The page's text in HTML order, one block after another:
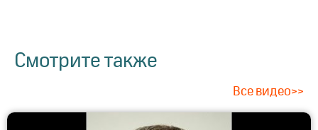
Смотрите также
Все видео>>